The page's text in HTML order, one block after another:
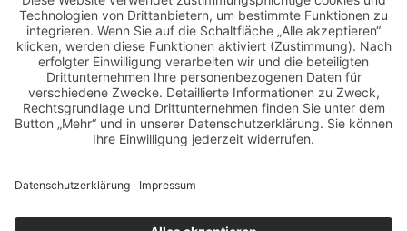
helge thomsen kalender kalender 2021 kalender 2022
kalender releaseparty livestream magazin modern pin-up
monatskalender neuerscheinungen oberhafen oldtimer
oldtimertreffen paula walks peter lemke
pin-up modelcontest print-magazin referenzen
schwarz-weiß fotografie street magazine sway books
tüv hanse gmbh us-cars
veranstaltungen weihnachten weihnachtsfeier